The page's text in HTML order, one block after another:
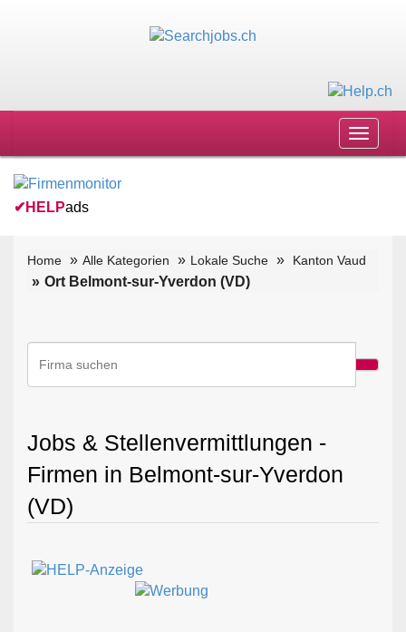
Toggle
✔ HELPads
Home Alle Kategorien Lokale Suche Kanton Vaud
Ort Belmont-sur-Yverdon (VD)
Jobs & Stellenvermittlungen -
Firmen in Belmont-sur-Yverdon
(VD)